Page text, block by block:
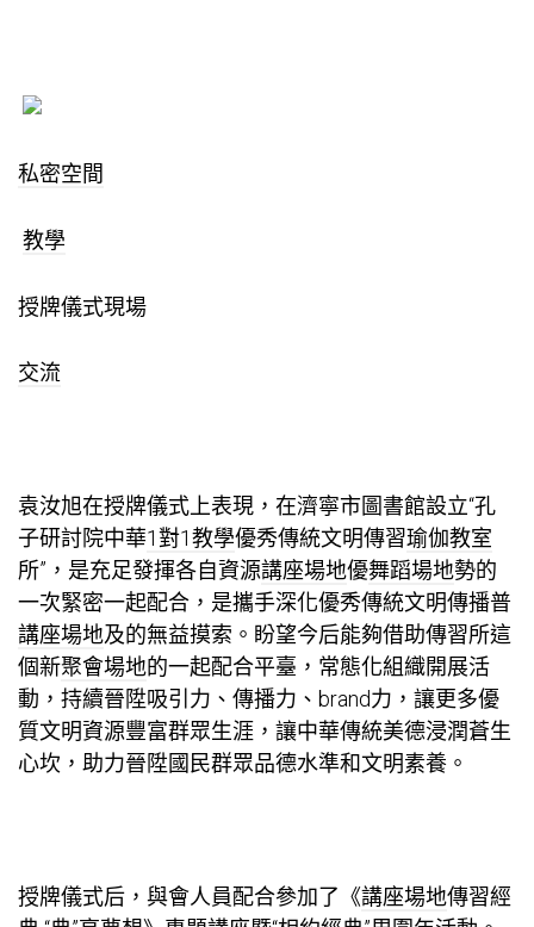
私密空間
教學
授牌儀式現場
交流
袁汝旭在授牌儀式上表現，在濟寧市圖書館設立“孔
子研討院中華1對1教學優秀傳統文明傳習瑜伽教室
所”，是充足發揮各自資源講座場地優舞蹈場地勢的
一次緊密一起配合，是攜手深化優秀傳統文明傳播普
講座場地及的無益摸索。盼望今后能夠借助傳習所這
個新聚會場地的一起配合平臺，常態化組織開展活
動，持續晉陞吸引力、傳播力、brand力，讓更多優
質文明資源豐富群眾生涯，讓中華傳統美德浸潤蒼生
心坎，助力晉陞國民群眾品德水準和文明素養。
授牌儀式后，與會人員配合參加了《講座場地傳習經